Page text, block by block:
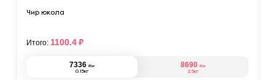
Чир юкола
7336 ₽/кг
0.15кг
8690 ₽/кг
2.5кг
Итого: 1100.4₽